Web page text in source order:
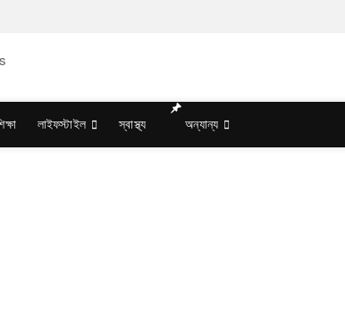
লাইফস্টাইল স্বাস্থ্য অন্যান্য